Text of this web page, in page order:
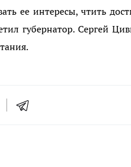
ее интересы, чтить
губернатор. Сергей